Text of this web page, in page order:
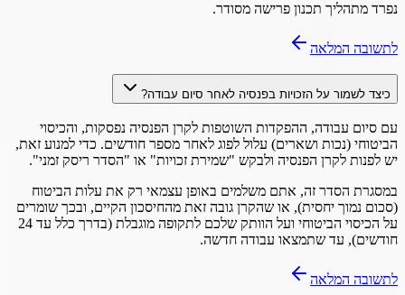
נפרד מתהליך תכנון פרישה מסודר.
לתשובה המלאה
כיצד לשמור על הזכויות בפנסיה לאחר סיום עבודה?
עם סיום עבודה, ההפקדות השוטפות לקרן הפנסיה נפסקות, והכיסוי
הביטוחי (נכות ושארים) עלול לפוג לאחר מספר חודשים. כדי למנוע זאת,
יש לפנות לקרן הפנסיה ולבקש "שמירת זכויות" או "הסדר ריסק זמני".
במסגרת הסדר זה, אתם משלמים באופן עצמאי רק את עלות הביטוח
(סכום נמוך יחסית), או שהקרן גובה זאת מהחיסכון הקיים, ובכך שומרים
על הכיסוי הביטוחי ועל הוותק שלכם לתקופה מוגבלת (בדרך כלל עד 24
חודשים), עד שתמצאו עבודה חדשה.
לתשובה המלאה